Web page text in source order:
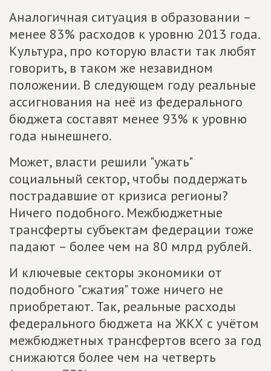
Аналогичная ситуация в образовании –
менее 83% расходов к уровню 2013 года.
Культура, про которую власти так любят
говорить, в таком же незавидном
положении. В следующем году реальные
ассигнования на неё из федерального
бюджета составят менее 93% к уровню
года нынешнего.
Может, власти решили "ужать"
социальный сектор, чтобы поддержать
пострадавшие от кризиса регионы?
Ничего подобного. Межбюджетные
трансферты субъектам федерации тоже
падают – более чем на 80 млрд рублей.
И ключевые секторы экономики от
подобного "сжатия" тоже ничего не
приобретают. Так, реальные расходы
федерального бюджета на ЖКХ с учётом
межбюджетных трансфертов всего за год
снижаются более чем на четверть